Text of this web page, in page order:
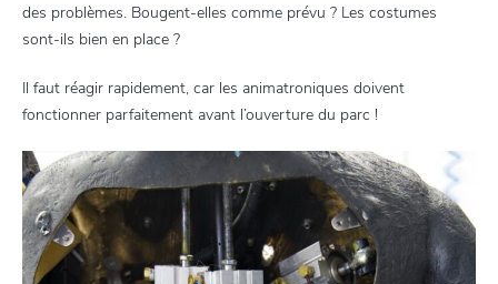
des problèmes. Bougent-elles comme prévu ? Les costumes
sont-ils bien en place ?
Il faut réagir rapidement, car les animatroniques doivent
fonctionner parfaitement avant l’ouverture du parc !